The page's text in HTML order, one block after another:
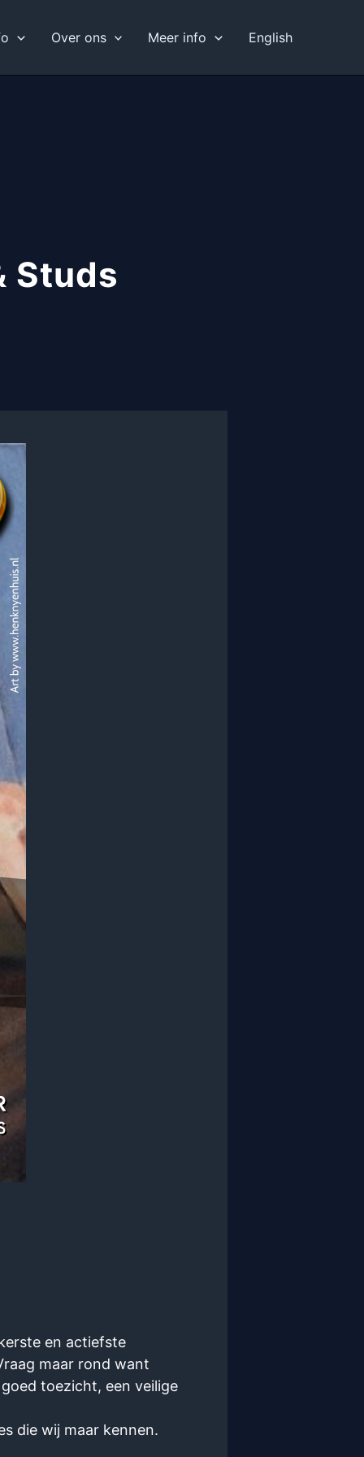
Over ons Meer info English
Studs
en actiefste
maar rond want
toezicht, een veilige
die wij maar kennen.